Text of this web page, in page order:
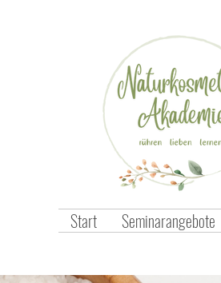
Start Seminarangebote